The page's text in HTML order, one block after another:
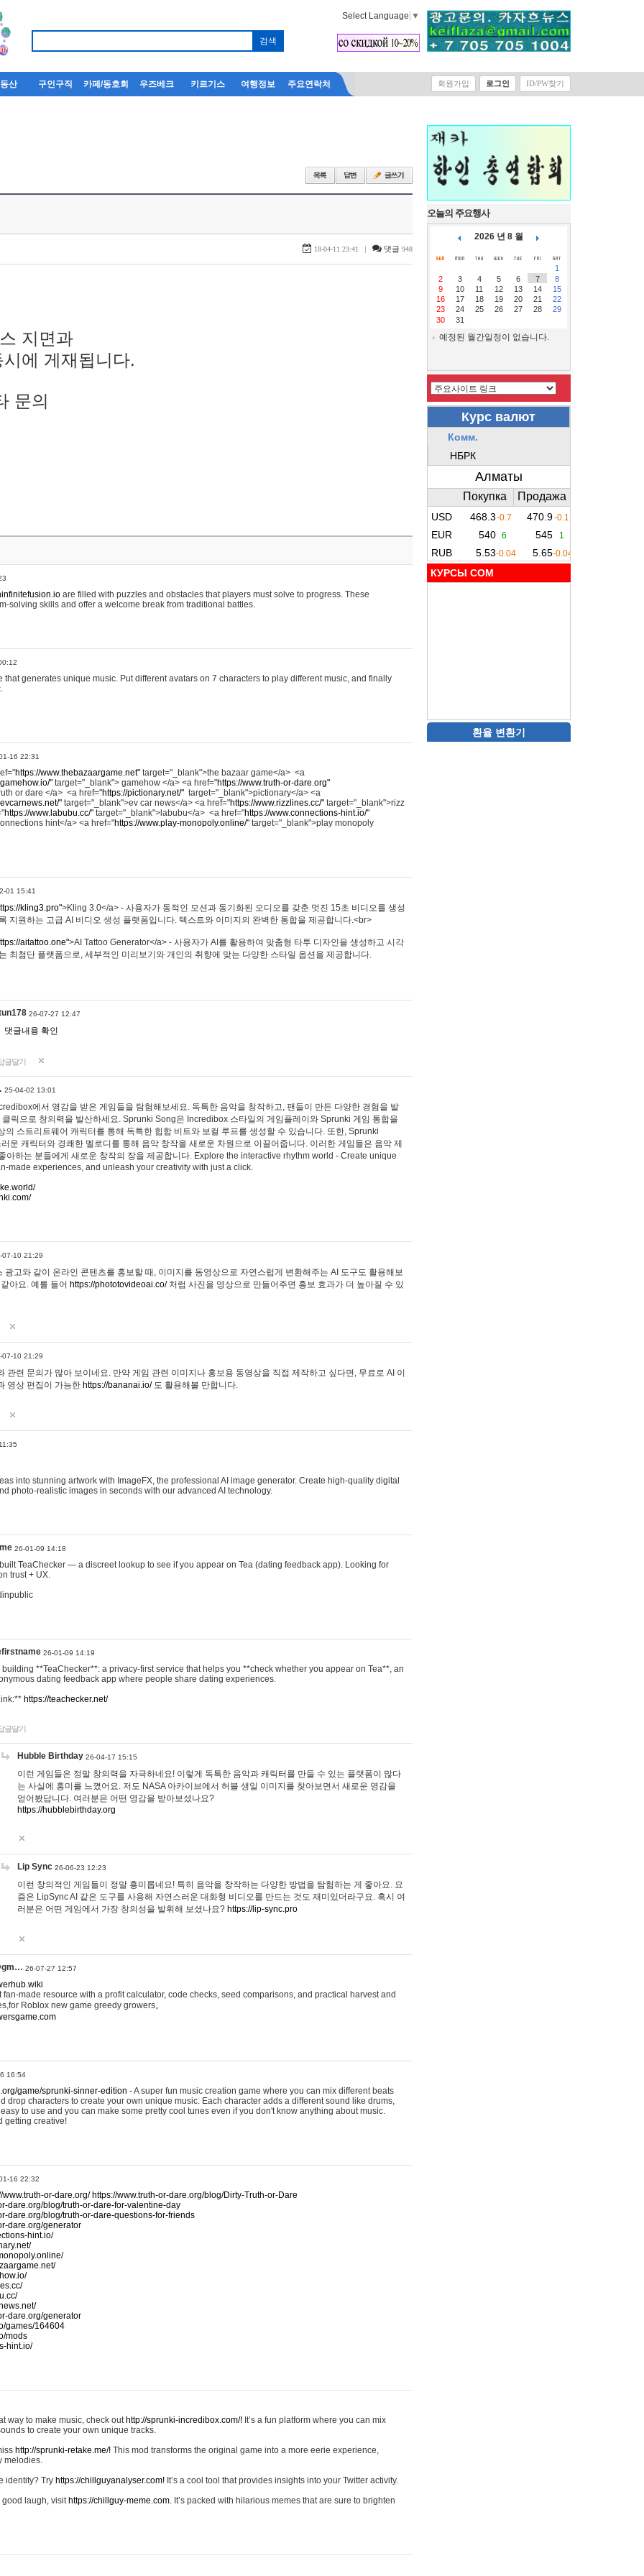
Select Language ▼
산 구인구직 카페/동호회 우즈베크 키르기스 여행정보 주요연락처 회원가입 로그인 ID/PW찾기
18-04-11 23:41 | 댓글 948
지면과
에 게재됩니다.
문의
are filled with puzzles and obstacles that players must solve to progress. These
solving skills and offer a welcome break from traditional battles.
that generates unique music. Put different avatars on 7 characters to play different music, and finally
16 22:31
https://www.thebazaargame.net" target="_blank">the bazaar game</a> <a
" target="_blank"> gamehow </a> <a href="https://www.truth-or-dare.org"
or dare </a> <a href="https://pictionary.net/" target="_blank">pictionary</a> <a
" target="_blank">ev car news</a> <a href="https://www.rizzlines.cc/" target="_blank">rizz
https://www.labubu.cc/" target="_blank">labubu</a> <a href="https://www.connections-hint.io/"
hint</a> <a href="https://www.play-monopoly.online/" target="_blank">play monopoly
01 15:41
kling3.pro">Kling 3.0</a> - 사용자가 동적인 모션과 동기화된 오디오를 갖춘 멋진 15초 비디오를 생성
지원하는 고급 AI 비디오 생성 플랫폼입니다. 텍스트와 이미지의 완벽한 통합을 제공합니다.<br>
aitattoo.one">AI Tattoo Generator</a> - 사용자가 AI를 활용하여 맞춤형 타투 디자인을 생성하고 시각
최첨단 플랫폼으로, 세부적인 미리보기와 개인의 취향에 맞는 다양한 스타일 옵션을 제공합니다.
26-07-27 12:47
댓글내용 확인
글달기
25-04-02 13:01
에서 영감을 받은 게임들을 탐험해보세요. 독특한 음악을 창작하고, 팬들이 만든 다양한 경험을 발
클릭으로 창의력을 발산하세요. Sprunki Song은 Incredibox 스타일의 게임플레이와 Sprunki 게임 통합을
의 스트리트웨어 캐릭터를 통해 독특한 힙합 비트와 보컬 루프를 생성할 수 있습니다. 또한, Sprunki
운 캐릭터와 경쾌한 멜로디를 통해 음악 창작을 새로운 차원으로 이끌어줍니다. 이러한 게임들은 음악 제
아하는 분들에게 새로운 창작의 장을 제공합니다. Explore the interactive rhythm world - Create unique
made experiences, and unleash your creativity with just a click.
07-10 21:29
광고와 같이 온라인 콘텐츠를 홍보할 때, 이미지를 동영상으로 자연스럽게 변환해주는 AI 도구도 활용해보
아요. 예를 들어 https://phototovideoai.co/처럼 사진을 영상으로 만들어주면 홍보 효과가 더 높아질 수 있
07-10 21:29
관련 문의가 많아 보이네요. 만약 게임 관련 이미지나 홍보용 동영상을 직접 제작하고 싶다면, 무료로 AI 이
영상 편집이 가능한 https://bananai.io/도 활용해볼 만합니다.
into stunning artwork with ImageFX, the professional AI image generator. Create high-quality digital
photo-realistic images in seconds with our advanced AI technology.
26-01-09 14:18
TeaChecker — a discreet lookup to see if you appear on Tea (dating feedback app). Looking for
trust + UX.
26-01-09 14:19
building **TeaChecker**: a privacy-first service that helps you **check whether you appear on Tea**, an
dating feedback app where people share dating experiences.
https://teachecker.net/
글달기
Hubble Birthday 26-04-17 15:15
이런 게임들은 정말 창의력을 자극하네요! 이렇게 독특한 음악과 캐릭터를 만들 수 있는 플랫폼이 많다
는 사실에 흥미를 느꼈어요. 저도 NASA 아카이브에서 허블 생일 이미지를 찾아보면서 새로운 영감을
얻어봤답니다. 여러분은 어떤 영감을 받아보셨나요?
https://hubblebirthday.org
Lip Sync 26-06-23 12:23
이런 창의적인 게임들이 정말 흥미롭네요! 특히 음악을 창작하는 다양한 방법을 탐험하는 게 좋아요. 요
즘은 LipSync AI 같은 도구를 사용해 자연스러운 대화형 비디오를 만드는 것도 재미있더라구요. 혹시 여
러분은 어떤 게임에서 가장 창의성을 발휘해 보셨나요? https://lip-sync.pro
26-07-27 12:57
made resource with a profit calculator, code checks, seed comparisons, and practical harvest and
Roblox new game greedy growers。
16:54
game/sprunki-sinner-edition - A super fun music creation game where you can mix different beats
drop characters to create your own unique music. Each character adds a different sound like drums,
to use and you can make some pretty cool tunes even if you don't know anything about music.
getting creative!
16 22:32
www.truth-or-dare.org/ https://www.truth-or-dare.org/blog/Dirty-Truth-or-Dare
dare.org/blog/truth-or-dare-for-valentine-day
dare.org/blog/truth-or-dare-questions-for-friends
dare.org/generator
hint.io/
dare.org/generator
games/164604
mods
hint.io/
way to make music, check out http://sprunki-incredibox.com/! It’s a fun platform where you can mix
to create your own unique tracks.
http://sprunki-retake.me/! This mod transforms the original game into a more eerie experience,
melodies.
identity? Try https://chillguyanalyser.com! It’s a cool tool that provides insights into your Twitter activity.
good laugh, visit https://chillguy-meme.com. It’s packed with hilarious memes that are sure to brighten
오늘의 주요행사
2026 년 8 월
1
2
3 4 5 6 7
8
9
10 11 12 13 14
15
16
17 18 19 20 21
22
23
24 25 26 27 28
29
30
31
예정된 월간일정이 없습니다.
КУРСЫ COM
환율 변환기